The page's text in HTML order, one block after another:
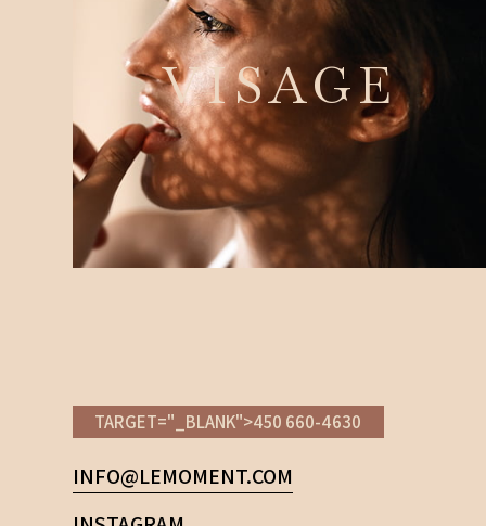
VISAGE
TARGET="_BLANK">450 660-4630
INFO@LEMOMENT.COM